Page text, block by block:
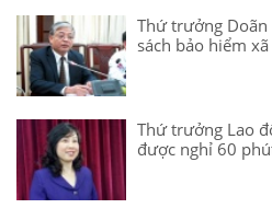
Thứ trưởng
sách bảo hiểm
Thứ trưởng Lao
được nghỉ 60